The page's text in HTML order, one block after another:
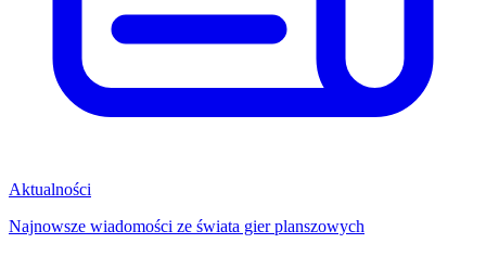
Aktualności
Najnowsze wiadomości ze świata gier planszowych